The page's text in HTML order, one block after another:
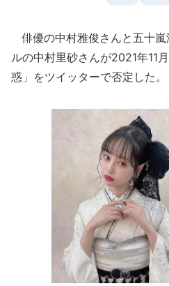
俳優の中村雅俊さんと五十
ルの中村里砂さんが2021年11
惑」をツイッターで否定した。